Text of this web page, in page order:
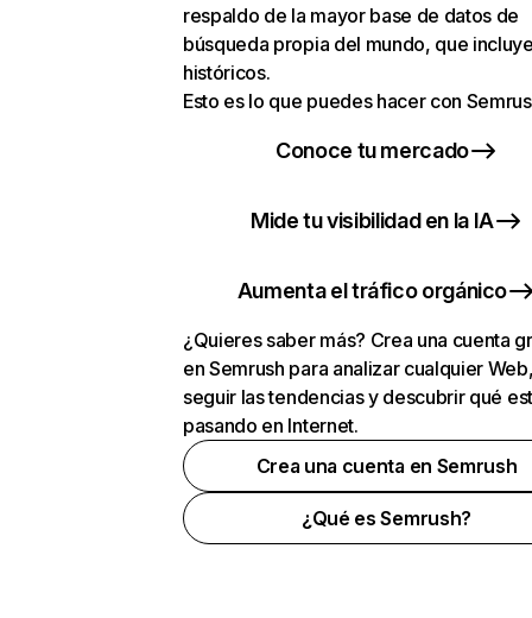
respaldo de la mayor base de datos de
búsqueda propia del mundo, que
históricos.
Esto es lo que puedes hacer con
Conoce tu mercado
Mide tu visibilidad en la IA
Aumenta el tráfico orgánico
¿Quieres saber más? Crea una cuenta
en Semrush para analizar cualquier
seguir las tendencias y descubrir qué
pasando en Internet.
Crea una cuenta en Semrush
¿Qué es Semrush?